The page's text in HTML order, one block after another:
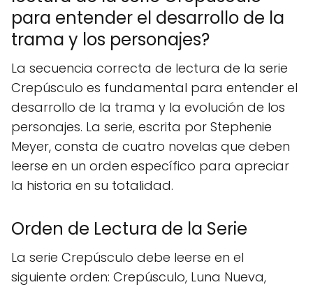
para entender el desarrollo de la
trama y los personajes?
La secuencia correcta de lectura de la serie
Crepúsculo es fundamental para entender el
desarrollo de la trama y la evolución de los
personajes. La serie, escrita por Stephenie
Meyer, consta de cuatro novelas que deben
leerse en un orden específico para apreciar
la historia en su totalidad.
Orden de Lectura de la Serie
La serie Crepúsculo debe leerse en el
siguiente orden: Crepúsculo, Luna Nueva,